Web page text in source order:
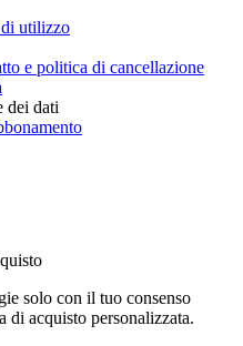
utilizzo
e politica di cancellazione
dei dati
solo con il tuo consenso
acquisto personalizzata.